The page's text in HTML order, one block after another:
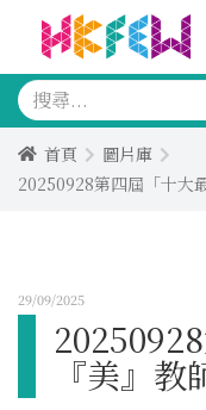
首頁
圖片庫
20250928第四屆「十大
29/09/2025
『美』